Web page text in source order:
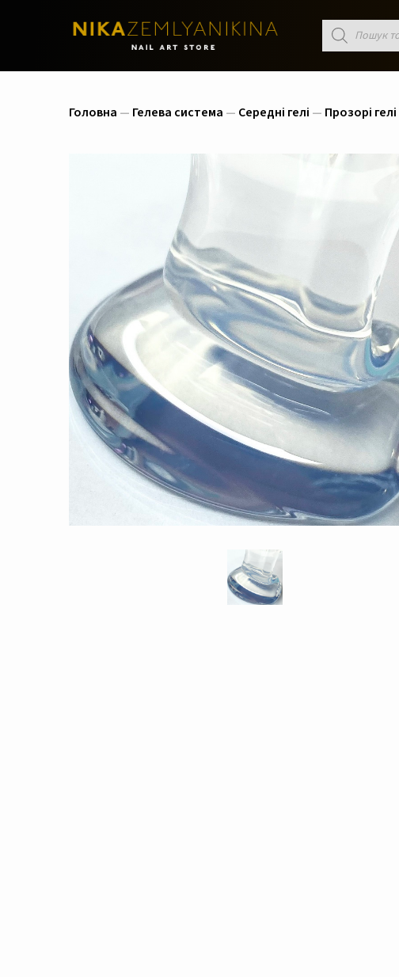
Пошук
товарів
Головна — Гелева система — Середні гелі — Прозорі гелі